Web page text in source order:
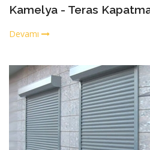
Kamelya - Teras
Devamı